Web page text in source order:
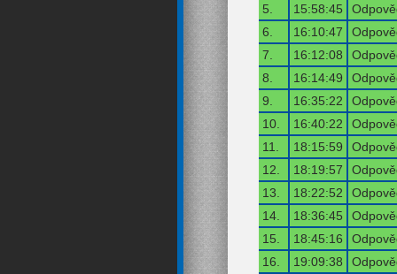
5.
15:58:45
6.
16:10:47
7.
16:12:08
8.
16:14:49
9.
16:35:22
10.
16:40:22
11.
18:15:59
12.
18:19:57
13.
18:22:52
14.
18:36:45
15.
18:45:16
16.
19:09:38